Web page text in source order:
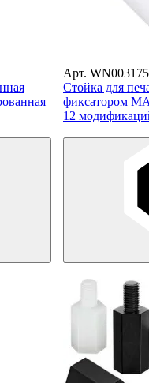
Арт.
Стойка для
фиксатором
12